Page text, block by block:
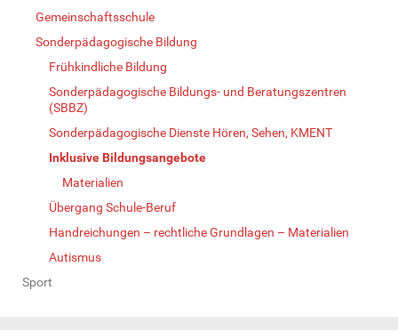
Gemeinschaftsschule
Sonderpädagogische Bildung
Frühkindliche Bildung
Sonderpädagogische Bildungs- und Beratungszentren
(SBBZ)
Sonderpädagogische Dienste Hören, Sehen, KMENT
Inklusive Bildungsangebote
Materialien
Übergang Schule-Beruf
Handreichungen – rechtliche Grundlagen – Materialien
Autismus
Sport